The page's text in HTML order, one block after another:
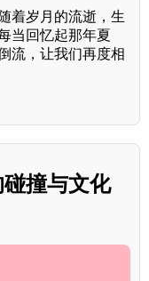
着岁月的流逝，生
当回忆起那年夏
流，让我们再度相
碰撞与文化